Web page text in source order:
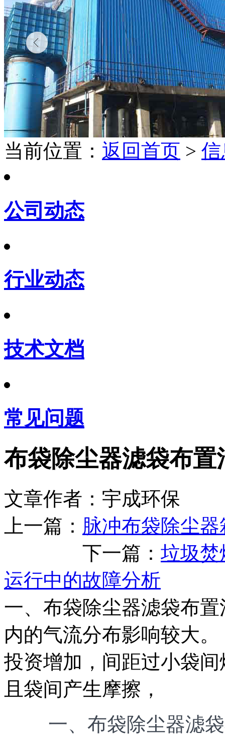
当前位置： 返回首页 >
公司动态
行业动态
技术文档
常见问题
布袋除尘器滤袋布
文章作者：宇成环保
上一篇： 脉冲布袋除尘
下一篇： 垃圾焚
运行中的故障分析
一、布袋除尘器滤袋布
内的气流分布影响较大
投资增加，间距过小袋
且袋间产生摩擦，
一、布袋除尘器滤袋